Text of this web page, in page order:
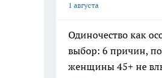
1 августа
Одиночество как
выбор: 6 причин,
женщины 45+ не